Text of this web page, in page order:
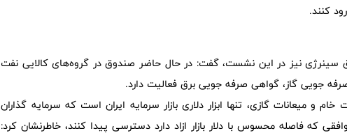
کنند.
سینرژی نیز در این نشست، گفت: در حال حاضر صندوق در گروه‌های کالایی نفت
جویی گاز، گواهی صرفه جویی برق فعالیت دارد.
و میعانات گازی، تنها ابزار دلاری بازار سرمایه ایران است که سرمایه گذاران
که فاصله محسوس با دلار بازار ازاد دارد دسترسی پیدا کنند، خاطرنشان کرد: